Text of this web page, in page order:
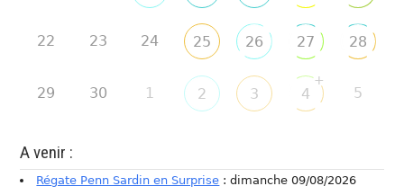
22 23 24 25 26 27 28
29 30 1 2 3 4
+
5
A venir :
Régate Penn Sardin en Surprise : dimanche 09/08/2026